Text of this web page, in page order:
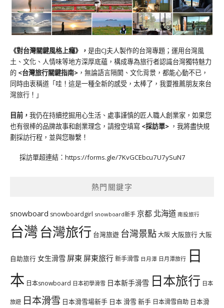
《對台灣關鍵風格上癮》 ， 是由CJ夫人製作的台灣專題；運用台灣風
土、文化、人情味等地方深厚底蘊，構成專為旅行者認識台灣獨特魅力
的 <台灣旅行關鍵指南> ，無論語言隔閡、文化背景，都能心動不已，
同時由衷稱道「哇！這是一種全新的感受，太棒了，我要推薦朋友來台
灣旅行！」
目前， 我仍在持續挖掘用心生活、處事謹慎的匠人職人創業家，如果您
也有很棒的品牌故事和創業理念，請撥空填寫 <採訪單> ，我將盡快規
劃採訪行程，並與您聯繫！
採訪單超連結： https://forms.gle/7KvGCEbcu7U7ySuN7
熱門關鍵字
snowboard snowboardgirl snowboard新手 京都 北海道 南投旅行
台灣台灣旅行 台灣旅遊 台灣景點大阪大阪旅行大阪
自助旅行 女生滑雪 屏東 屏東旅行新手滑雪 日月潭 日月潭旅行 日
本 日本snowboard 日本初學滑雪 日本新手滑雪 日本旅行 日本
旅遊 日本滑雪 日本滑雪場新手 日本 滑雪 新手 日本滑雪自助 日本滑